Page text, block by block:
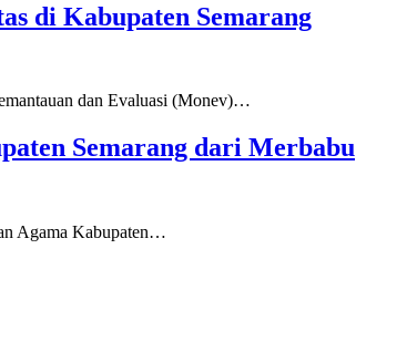
di Kabupaten Semarang
dan Evaluasi (Monev)…
Semarang dari Merbabu
Agama Kabupaten…